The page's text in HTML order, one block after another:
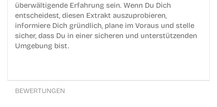
überwältigende Erfahrung sein. Wenn Du Dich
entscheidest, diesen Extrakt auszuprobieren,
informiere Dich gründlich, plane im Voraus und stelle
sicher, dass Du in einer sicheren und unterstützenden
Umgebung bist.
BEWERTUNGEN